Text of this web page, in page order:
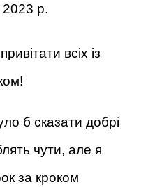
2023 р.
всіх із
б сказати добрі
чути, але я
за кроком